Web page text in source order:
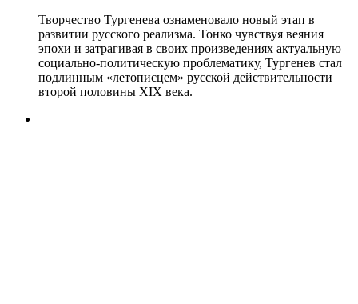
Творчество Тургенева ознаменовало новый этап в
развитии русского реализма. Тонко чувствуя веяния
эпохи и затрагивая в своих произведениях актуальную
социально-политическую проблематику, Тургенев стал
подлинным «летописцем» русской действительности
второй половины XIX века.